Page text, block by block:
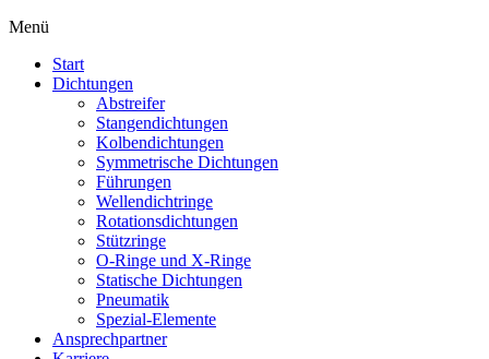
Menü
Start
Dichtungen
Abstreifer
Stangendichtungen
Kolbendichtungen
Symmetrische Dichtungen
Führungen
Wellendichtringe
Rotationsdichtungen
Stützringe
O-Ringe und X-Ringe
Statische Dichtungen
Pneumatik
Spezial-Elemente
Ansprechpartner